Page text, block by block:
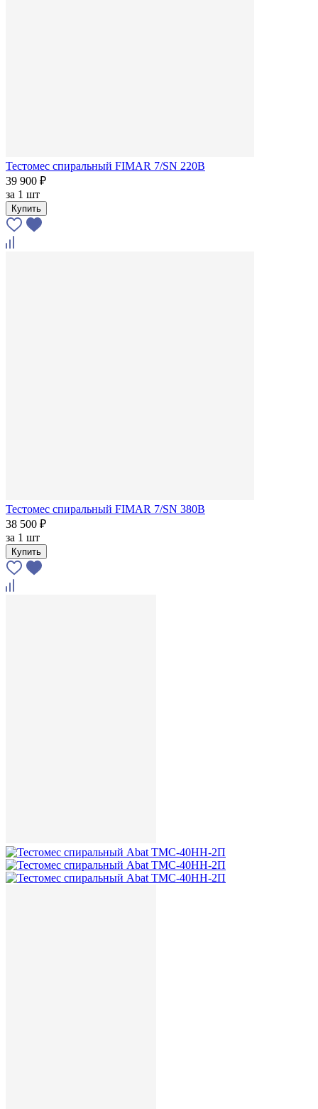
Тестомес спиральный FIMAR 7/SN 220В
39 900 ₽
за 1 шт
Купить
Тестомес спиральный FIMAR 7/SN 380В
38 500 ₽
за 1 шт
Купить